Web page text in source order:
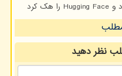
نظر دهید